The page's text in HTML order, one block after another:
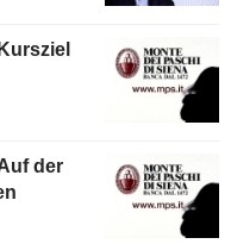
der